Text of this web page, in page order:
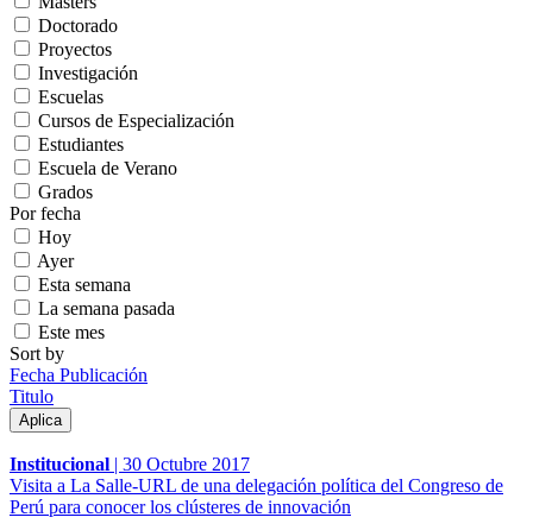
Doctorado
Proyectos
Investigación
Escuelas
Cursos de Especialización
Estudiantes
Escuela de Verano
Grados
Por fecha
Hoy
Ayer
Esta semana
La semana pasada
Este mes
Sort by
Fecha Publicación
Titulo
Institucional | 30 Octubre 2017
Visita a La Salle-URL de una delegación política del Congreso de
Perú para conocer los clústeres de innovación